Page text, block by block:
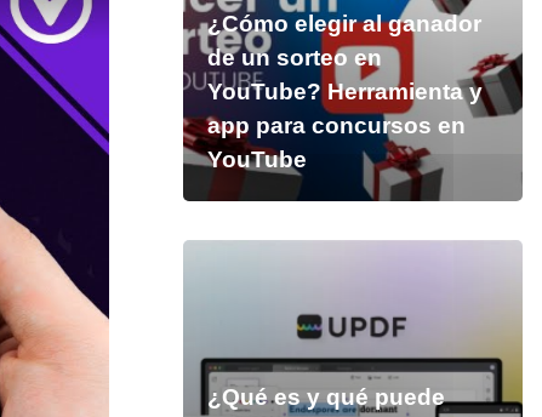
¿Cómo elegir al ganador
de un sorteo en
YouTube? Herramienta y
app para concursos en
YouTube
¿Qué es y qué puede